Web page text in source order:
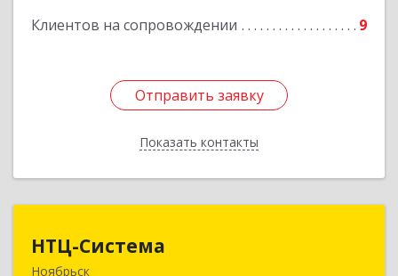
Клиентов на сопровождении 9
Отправить заявку
Показать контакты
Отправить заявку
Назад
НТЦ-Система
Ноябрьск